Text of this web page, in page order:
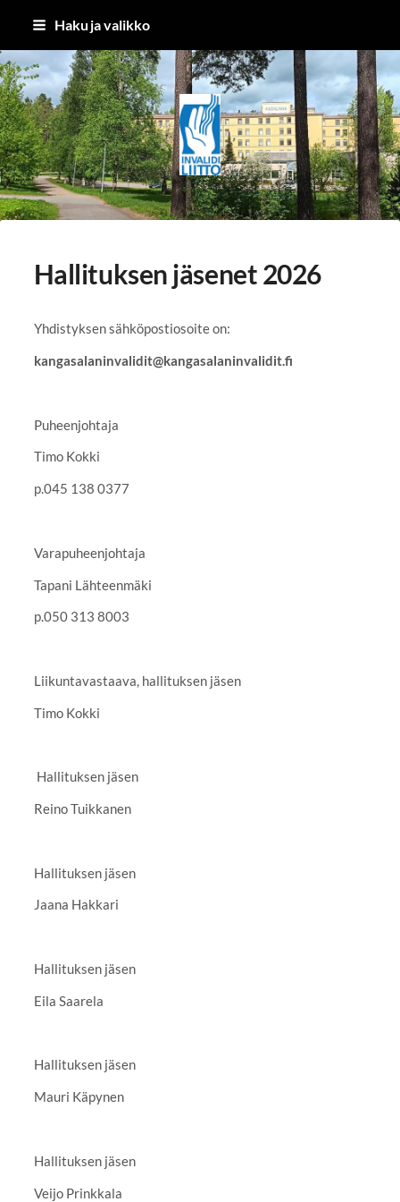
Siirry
sisältöön
Haku ja valikko
Kangasalan Invalidit ry
Hallituksen jäsenet 2026
Yhdistyksen sähköpostiosoite on:
kangasalaninvalidit@kangasalaninvalidit.fi
Puheenjohtaja
Timo Kokki
p.045 138 0377
Varapuheenjohtaja
Tapani Lähteenmäki
p.050 313 8003
Liikuntavastaava, hallituksen jäsen
Timo Kokki
Hallituksen jäsen
Reino Tuikkanen
Hallituksen jäsen
Jaana Hakkari
Hallituksen jäsen
Eila Saarela
Hallituksen jäsen
Mauri Käpynen
Hallituksen jäsen
Veijo Prinkkala